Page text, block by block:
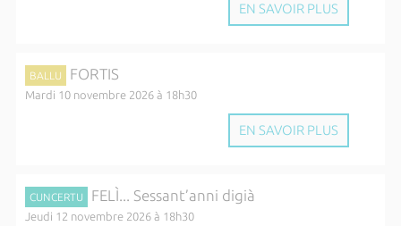
EN SAVOIR PLUS
BALLU FORTIS
Mardi 10 novembre 2026 à 18h30
EN SAVOIR PLUS
CUNCERTU FELÌ... Sessant’anni digià
Jeudi 12 novembre 2026 à 18h30